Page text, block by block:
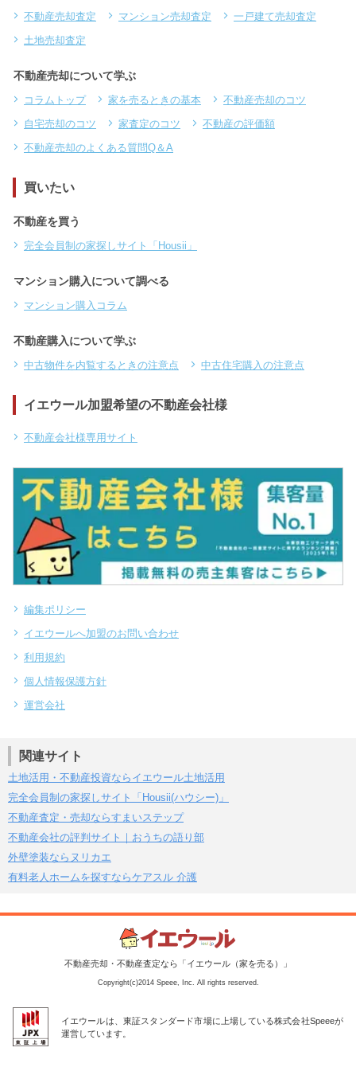
不動産売却査定 マンション売却査定
一戸建て売却査定
土地売却査定
不動産売却について学ぶ
コラムトップ 家を売るときの基本
不動産売却のコツ
自宅売却のコツ
家査定のコツ
不動産の評価額
不動産売却のよくある質問Q＆A
買いたい
不動産を買う
完全会員制の家探しサイト「Housii」
マンション購入について調べる
マンション購入コラム
不動産購入について学ぶ
中古物件を内覧するときの注意点 中古住宅購入の注意点
イエウール加盟希望の不動産会社様
不動産会社様専用サイト
編集ポリシー
イエウールへ加盟のお問い合わせ
利用規約
個人情報保護方針
運営会社
関連サイト
土地活用・不動産投資ならイエウール土地活用
完全会員制の家探しサイト「Housii(ハウシー)」
不動産査定・売却ならすまいステップ
不動産会社の評判サイト｜おうちの語り部
外壁塗装ならヌリカエ
有料老人ホームを探すならケアスル 介護
不動産売却・不動産査定なら「イエウール（家を売る）」
Copyright(c)2014 Speee, Inc. All rights reserved.
イエウールは、東証スタンダード市場に上場している株式会社Speeeが
運営しています。